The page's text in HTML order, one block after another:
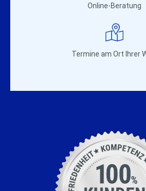
Online-Beratung
Termine am Ort Ihrer